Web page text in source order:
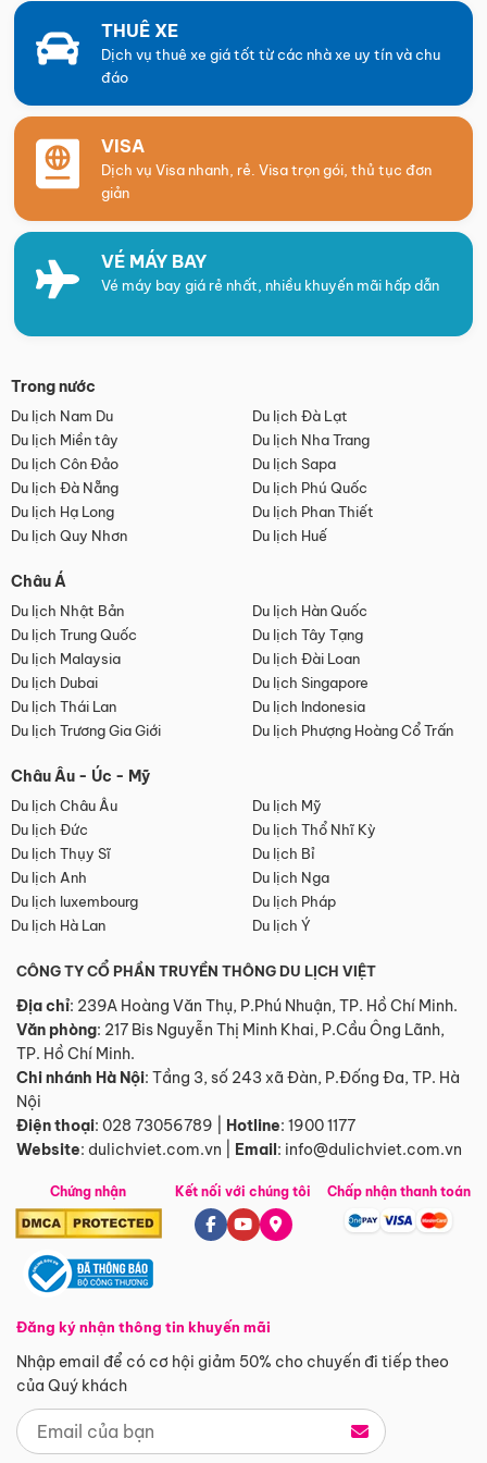
THUÊ XE
Dịch vụ thuê xe giá tốt từ các nhà xe uy tín và chu
đáo
VISA
Dịch vụ Visa nhanh, rẻ. Visa trọn gói, thủ tục đơn
giản
VÉ MÁY BAY
Vé máy bay giá rẻ nhất, nhiều khuyến mãi hấp dẫn
Trong nước
Du lịch Nam Du
Du lịch Đà Lạt
Du lịch Miền tây
Du lịch Nha Trang
Du lịch Côn Đảo
Du lịch Sapa
Du lịch Đà Nẵng
Du lịch Phú Quốc
Du lịch Hạ Long
Du lịch Phan Thiết
Du lịch Quy Nhơn
Du lịch Huế
Châu Á
Du lịch Nhật Bản
Du lịch Hàn Quốc
Du lịch Trung Quốc
Du lịch Tây Tạng
Du lịch Malaysia
Du lịch Đài Loan
Du lịch Dubai
Du lịch Singapore
Du lịch Thái Lan
Du lịch Indonesia
Du lịch Trương Gia Giới
Du lịch Phượng Hoàng Cổ Trấn
Châu Âu - Úc - Mỹ
Du lịch Châu Âu
Du lịch Mỹ
Du lịch Đức
Du lịch Thổ Nhĩ Kỳ
Du lịch Thụy Sĩ
Du lịch Bỉ
Du lịch Anh
Du lịch Nga
Du lịch luxembourg
Du lịch Pháp
Du lịch Hà Lan
Du lịch Ý
CÔNG TY CỔ PHẦN TRUYỀN THÔNG DU LỊCH VIỆT
Địa chỉ: 239A Hoàng Văn Thụ, P.Phú Nhuận, TP. Hồ Chí Minh.
Văn phòng: 217 Bis Nguyễn Thị Minh Khai, P.Cầu Ông Lãnh,
TP. Hồ Chí Minh.
Chi nhánh Hà Nội: Tầng 3, số 243 xã Đàn, P.Đống Đa, TP. Hà
Nội
Điện thoại: 028 73056789 Hotline: 1900 1177
Website: dulichviet.com.vn Email: info@dulichviet.com.vn
Chứng nhận
Đăng ký nhận thông tin khuyến mãi
Nhập email để có cơ hội giảm 50% cho chuyến đi tiếp theo
của Quý khách
Kết nối với chúng tôi Chấp nhận thanh toán